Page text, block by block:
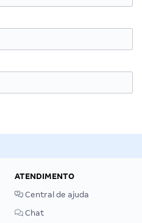
ATENDIMENTO
Central de ajuda
Chat